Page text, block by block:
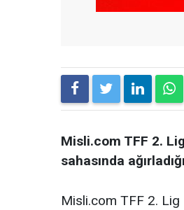
Misli.com TFF 2.
sahasında
Misli.com TFF 2. Lig